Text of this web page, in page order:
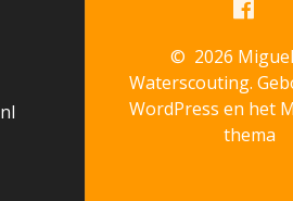
© 2026
Waterscouting.
WordPress en het
thema